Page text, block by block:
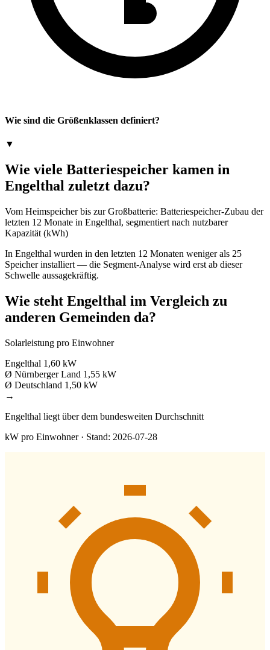
Wie sind die Größenklassen definiert?
▼
Wie viele Batteriespeicher kamen in
Engelthal zuletzt dazu?
Vom Heimspeicher bis zur Großbatterie: Batteriespeicher-Zubau der
letzten 12 Monate in Engelthal, segmentiert nach nutzbarer
Kapazität (kWh)
In Engelthal wurden in den letzten 12 Monaten weniger als 25
Speicher installiert — die Segment-Analyse wird erst ab dieser
Schwelle aussagekräftig.
Wie steht Engelthal im Vergleich zu
anderen Gemeinden da?
Solarleistung pro Einwohner
Engelthal 1,60 kW
Ø Nürnberger Land 1,55 kW
Ø Deutschland 1,50 kW
→
Engelthal liegt über dem bundesweiten Durchschnitt
kW pro Einwohner · Stand: 2026-07-28